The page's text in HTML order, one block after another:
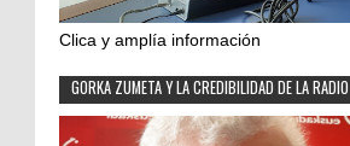
Clica y amplía información
GORKA ZUMETA Y LA CREDIBILIDAD DE LA RADIO